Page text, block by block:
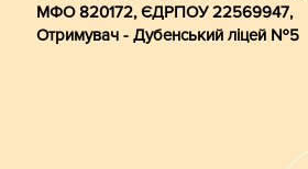
МФО 820172, ЄДРПОУ 22569947,
Отримувач - Дубенський ліцей №5